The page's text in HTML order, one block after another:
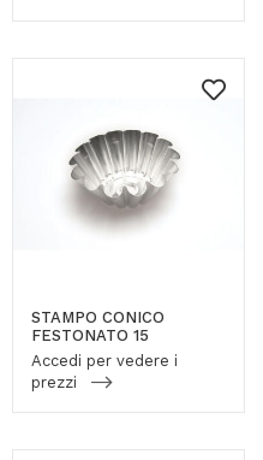
STAMPO CONICO
FESTONATO 15
Accedi per vedere i
prezzi